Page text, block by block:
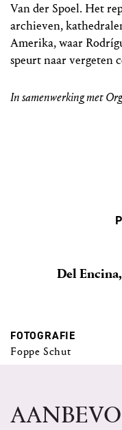
Van der Spoel. Het
archieven,
Amerika, waar
speurt naar vergeten
In samenwerking met
Del
FOTOGRAFIE
Foppe Schut